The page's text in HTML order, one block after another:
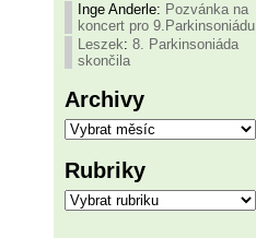
Inge Anderle: Pozvánka na
koncert pro 9.Parkinsoniádu
Leszek: 8. Parkinsoniáda
skončila
Archivy
Archivy
Rubriky
Rubriky